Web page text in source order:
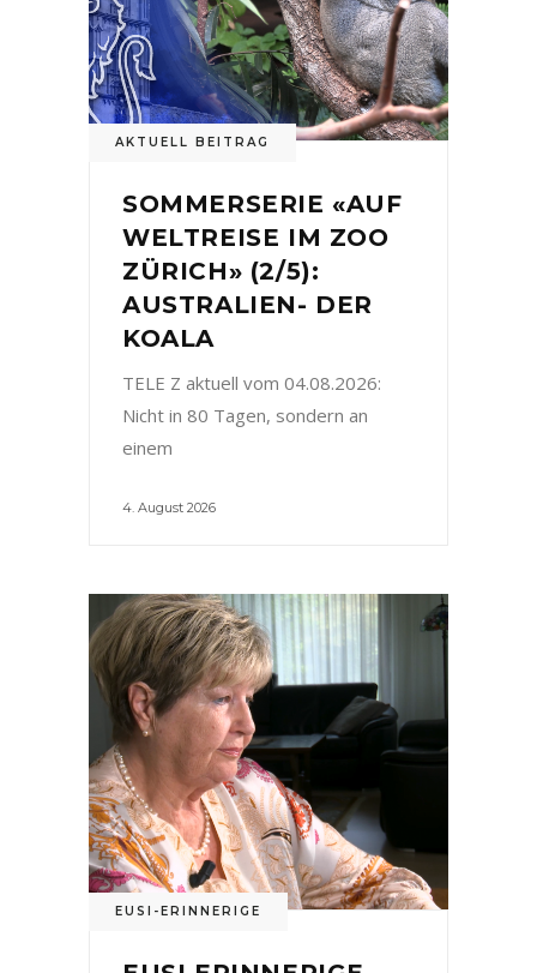
AKTUELL BEITRAG
SOMMERSERIE «AUF
WELTREISE IM ZOO
ZÜRICH» (2/5):
AUSTRALIEN- DER
KOALA
TELE Z aktuell vom 04.08.2026:
Nicht in 80 Tagen, sondern an
einem
4. August 2026
EUSI-ERINNERIGE